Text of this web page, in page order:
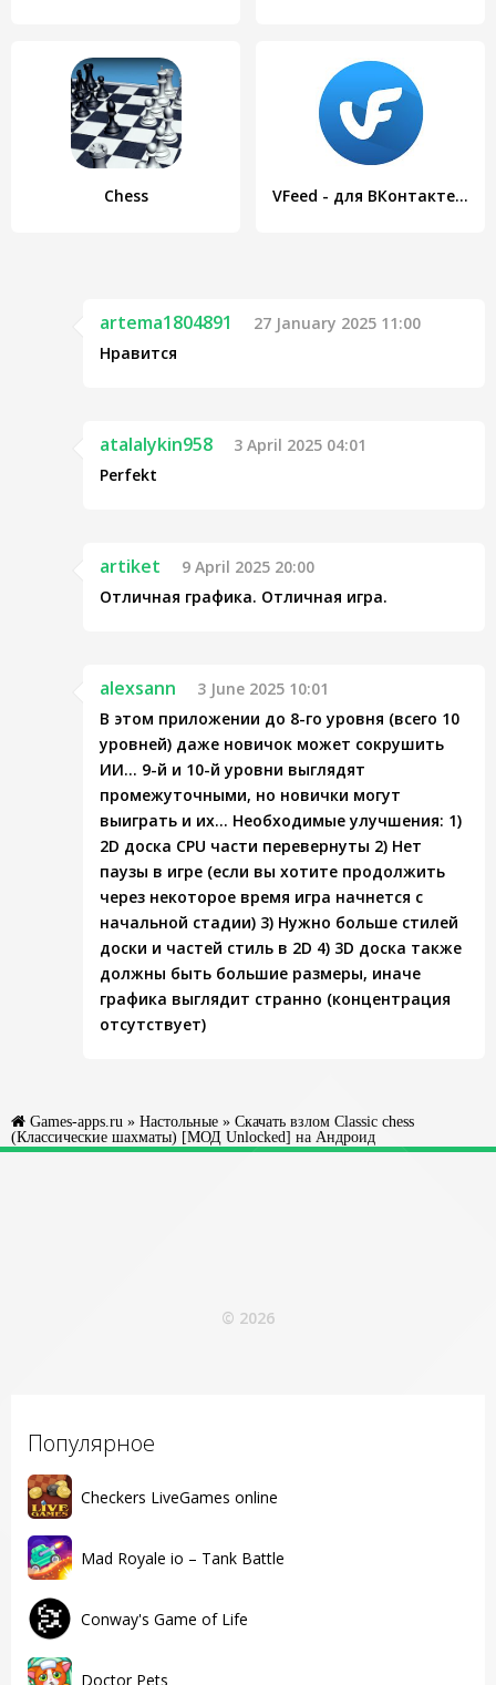
Популярное
Checkers LiveGames online
Mad Royale io – Tank Battle
Conway's Game of Life
Doctor Pets
Chess VFeed - для ВКонтакте (VK)
artema1804891
27 January 2025 11:00
Нравится
atalalykin958
3 April 2025 04:01
Perfekt
artiket
9 April 2025 20:00
Отличная графика. Отличная игра.
alexsann
3 June 2025 10:01
В этом приложении до 8-го уровня (всего 10
уровней) даже новичок может сокрушить
ИИ... 9-й и 10-й уровни выглядят
промежуточными, но новички могут
выиграть и их... Необходимые улучшения: 1)
2D доска CPU части перевернуты 2) Нет
паузы в игре (если вы хотите продолжить
через некоторое время игра начнется с
начальной стадии) 3) Нужно больше стилей
доски и частей стиль в 2D 4) 3D доска также
должны быть большие размеры, иначе
графика выглядит странно (концентрация
отсутствует)
Games-apps.ru » Настольные » Скачать взлом Classic chess
(Классические шахматы) [МОД Unlocked] на Андроид
© 2026